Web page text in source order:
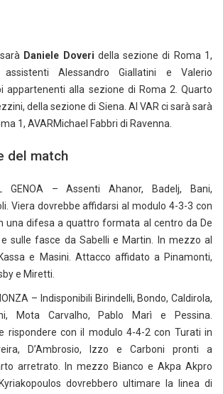
Daniele Doveri della sezione di Roma 1,
Alessandro Giallatini e Valerio
appartenenti alla sezione di Roma 2. Quarto
della sezione di Siena. Al VAR ci sarà sarà
1, AVARMichael Fabbri di Ravenna.
del match
GENOA – Assenti Ahanor, Badelj, Bani,
Viera dovrebbe affidarsi al modulo 4-3-3 con
una difesa a quattro formata al centro da De
sulle fasce da Sabelli e Martin. In mezzo al
e Masini. Attacco affidato a Pinamonti,
e Miretti.
– Indisponibili Birindelli, Bondo, Caldirola,
Mota Carvalho, Pablo Marì e Pessina.
rispondere con il modulo 4-4-2 con Turati in
D’Ambrosio, Izzo e Carboni pronti a
arretrato. In mezzo Bianco e Akpa Akpro
dovrebbero ultimare la linea di